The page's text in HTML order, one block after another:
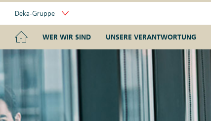
Skip
Portal
Navigation
Deka-Gruppe
HOME
WER WIR SIND UNSERE VERANTWORTUNG